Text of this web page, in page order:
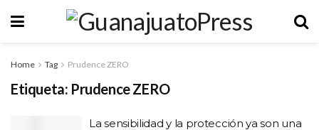
Home Tag Prudence ZERO
Etiqueta: Prudence ZERO
La sensibilidad y la protección ya son una